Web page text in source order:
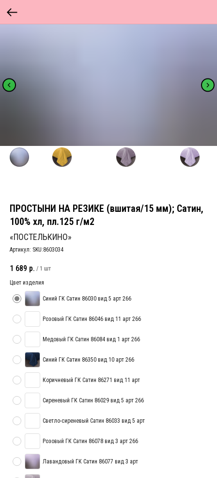
ПРОСТЫНИ НА РЕЗИКЕ (вшитая/15 мм); Сатин,
100% хл, пл.125 г/м2
«ПОСТЕЛЬКИНО»
Артикул: SKU:8603034
1 689 р. / 1 шт
Цвет изделия
Синий ГК Сатин 86030 вид 5 арт 266
Розовый ГК Сатин 86046 вид 11 арт 266
Медовый ГК Сатин 86084 вид 1 арт 266
Синий ГК Сатин 86350 вид 10 арт 266
Коричневый ГК Сатин 86271 вид 11 арт
Сиреневый ГК Сатин 86029 вид 5 арт 266
Светло-сиреневый Сатин 86033 вид 5 арт
Розовый ГК Сатин 86078 вид 3 арт 266
Лавандовый ГК Сатин 86077 вид 3 арт